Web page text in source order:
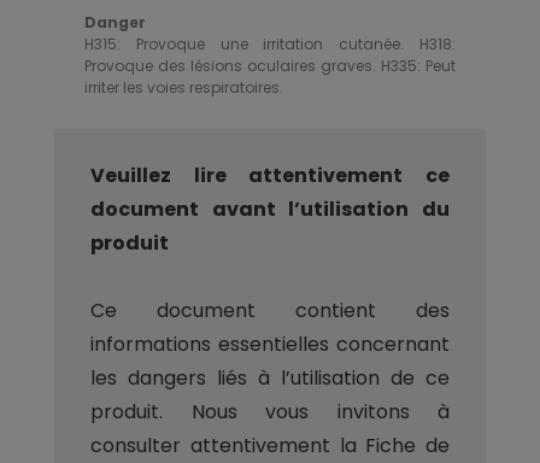
Danger
H315: Provoque une irritation cutanée. H318:
Provoque des lésions oculaires graves. H335: Peut
irriter les voies respiratoires.
Veuillez lire attentivement ce
document avant l’utilisation du
produit
Ce document contient des
informations essentielles concernant
les dangers liés à l’utilisation de ce
produit. Nous vous invitons à
consulter attentivement la Fiche de